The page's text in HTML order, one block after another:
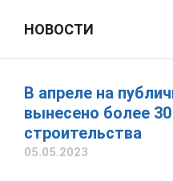
СЛУЖБА
Вход в личный кабинет
НОВОСТИ
В апреле на
вынесено более
строительства
05.05.2023